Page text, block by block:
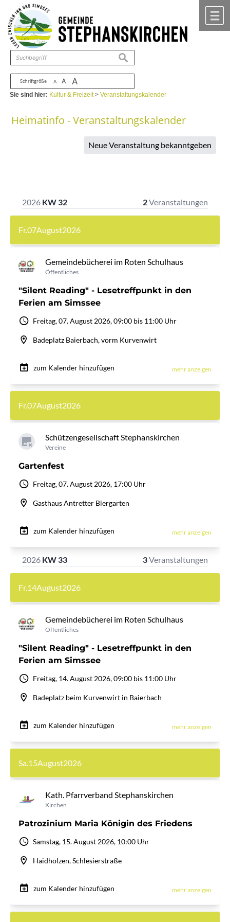
Zum Inhalt ,zur Navigation
Schriftgröße A A A
suchen
Sie sind hier: Kultur & Freizeit>Veranstaltungskalender
Heimatinfo - Veranstaltungskalender